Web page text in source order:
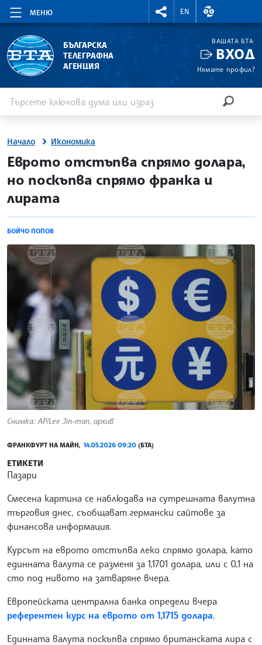
МЕНЮ
RIGHTMENU.SOCIAL
EN
ВАЛУТНИ
БЪЛГАРСКА
ТЕЛЕГРАФНА
АГЕНЦИЯ
ВАШАТА БТА
ВХОД
Нямате профил?
Начало Икономика
site.bta
Еврото отстъпва спрямо долара,
но поскъпва спрямо франка и
лирата
БОЙЧО ПОПОВ
Снимка: AP/Lee Jin-man, архив
ФРАНКФУРТ НА МАЙН, 14.05.2026 09:20 (БТА)
ЕТИКЕТИ
Пазари
Смесена картина се наблюдава на сутрешната валутна
търговия днес, съобщават германски сайтове за
финансова информация.
Курсът на еврото отстъпва леко спрямо долара, като
единната валута се разменя за 1,1701 долара, или с 0,1 на
сто под нивото на затваряне вчера.
Европейската централна банка определи вчера
референтен курс на еврото от 1,1715 долара.
Единната валута поскъпва спрямо британската лира с